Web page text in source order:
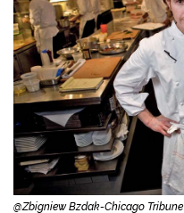
@Zbigniew Bzdak-Chicago Tribune